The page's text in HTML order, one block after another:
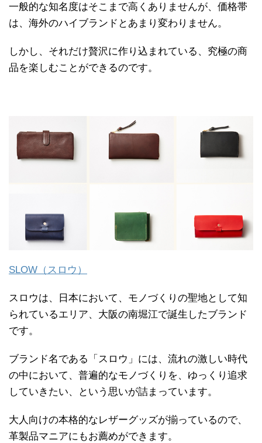
一般的な知名度はそこまで高くありませんが、価格帯
は、海外のハイブランドとあまり変わりません。
しかし、それだけ贅沢に作り込まれている、究極の商
品を楽しむことができるのです。
SLOW（スロウ）
スロウは、日本において、モノづくりの聖地として知
られているエリア、大阪の南堀江で誕生したブランド
です。
ブランド名である「スロウ」には、流れの激しい時代
の中において、普遍的なモノづくりを、ゆっくり追求
していきたい、という思いが詰まっています。
大人向けの本格的なレザーグッズが揃っているので、
革製品マニアにもお薦めができます。